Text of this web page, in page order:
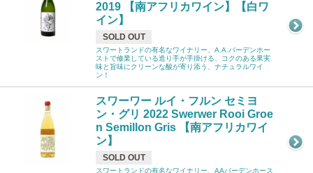
2019 【南アフリカワイン】【白ワ
イン】
SOLD OUT
スワートランドの有名なワイナリー、A.A.バーデンホー
ストで修業している造り手が手掛ける、コクのある果実
味と旨味にクリーンな酸が寄り添う、ナチュラルワイ
ン！
スワーワー ルイ・フルン セミヨ
ン・グリ 2022 Swerwer Rooi Groe
n Semillon Gris 【南アフリカワイ
ン】
SOLD OUT
スワートランドの有名なワイナリー、AAバーデンホース